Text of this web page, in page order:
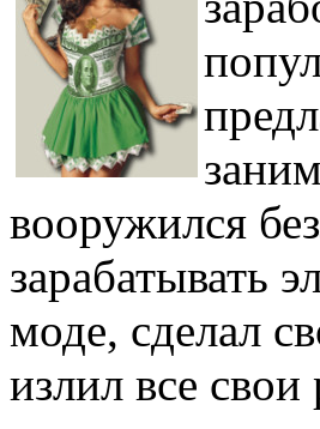
вооружился
зарабатывать
моде, сделал
излил все